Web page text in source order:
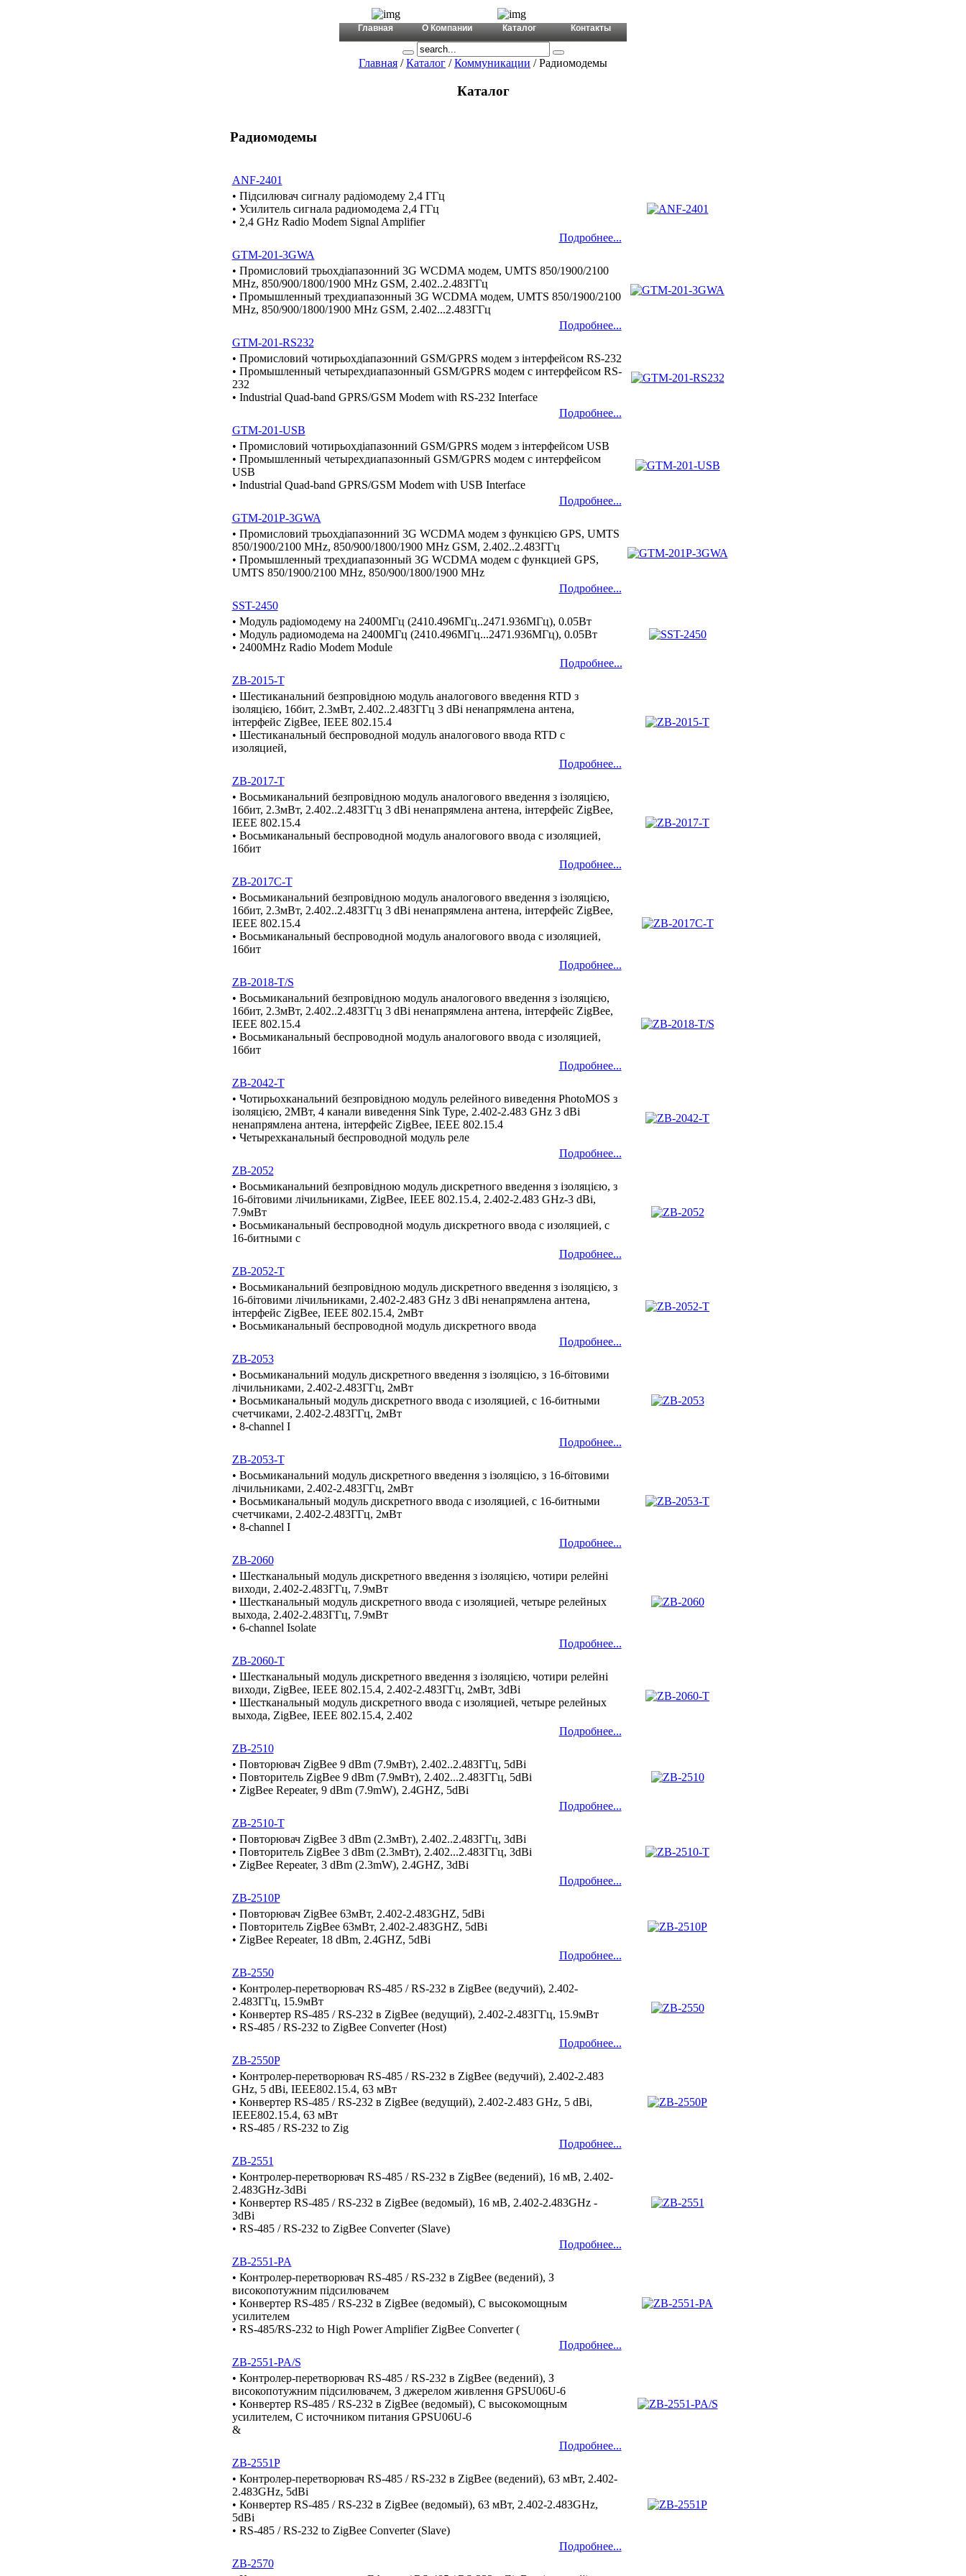
Главная О Компании Каталог Контакты
Главная /Каталог /Коммуникации / Радиомодемы
Каталог
Радиомодемы
ANF-2401
• Підсилювач сигналу радіомодему 2,4 ГГц
• Усилитель сигнала радиомодема 2,4 ГГц
• 2,4 GHz Radio Modem Signal Amplifier
Подробнее...
GTM-201-3GWA
• Промисловий трьохдіапазонний 3G WCDMA модем, UMTS 850/1900/2100
MHz, 850/900/1800/1900 MHz GSM, 2.402..2.483ГГц
• Промышленный трехдиапазонный 3G WCDMA модем, UMTS 850/1900/2100
MHz, 850/900/1800/1900 MHz GSM, 2.402...2.483ГГц
Подробнее...
GTM-201-RS232
• Промисловий чотирьохдіапазонний GSM/GPRS модем з інтерфейсом RS-232
• Промышленный четырехдиапазонный GSM/GPRS модем с интерфейсом RS-
232
• Industrial Quad-band GPRS/GSM Modem with RS-232 Interface
Подробнее...
GTM-201-USB
• Промисловий чотирьохдіапазонний GSM/GPRS модем з інтерфейсом USB
• Промышленный четырехдиапазонный GSM/GPRS модем с интерфейсом
USB
• Industrial Quad-band GPRS/GSM Modem with USB Interface
Подробнее...
GTM-201P-3GWA
• Промисловий трьохдіапазонний 3G WCDMA модем з функцією GPS, UMTS
850/1900/2100 MHz, 850/900/1800/1900 MHz GSM, 2.402..2.483ГГц
• Промышленный трехдиапазонный 3G WCDMA модем с функцией GPS,
UMTS 850/1900/2100 MHz, 850/900/1800/1900 MHz
Подробнее...
SST-2450
• Модуль радіомодему на 2400МГц (2410.496МГц..2471.936МГц), 0.05Вт
• Модуль радиомодема на 2400МГц (2410.496МГц...2471.936МГц), 0.05Вт
• 2400MHz Radio Modem Module
Подробнее...
ZB-2015-T
• Шестиканальний безпровідною модуль аналогового введення RTD з
ізоляцією, 16бит, 2.3мВт, 2.402..2.483ГГц 3 dBi ненапрямлена антена,
інтерфейс ZigBee, IEEE 802.15.4
• Шестиканальный беспроводной модуль аналогового ввода RTD с
изоляцией,
Подробнее...
ZB-2017-T
• Восьмиканальний безпровідною модуль аналогового введення з ізоляцією,
16бит, 2.3мВт, 2.402..2.483ГГц 3 dBi ненапрямлена антена, інтерфейс ZigBee,
IEEE 802.15.4
• Восьмиканальный беспроводной модуль аналогового ввода с изоляцией,
16бит
Подробнее...
ZB-2017C-T
• Восьмиканальний безпровідною модуль аналогового введення з ізоляцією,
16бит, 2.3мВт, 2.402..2.483ГГц 3 dBi ненапрямлена антена, інтерфейс ZigBee,
IEEE 802.15.4
• Восьмиканальный беспроводной модуль аналогового ввода с изоляцией,
16бит
Подробнее...
ZB-2018-T/S
• Восьмиканальний безпровідною модуль аналогового введення з ізоляцією,
16бит, 2.3мВт, 2.402..2.483ГГц 3 dBi ненапрямлена антена, інтерфейс ZigBee,
IEEE 802.15.4
• Восьмиканальный беспроводной модуль аналогового ввода с изоляцией,
16бит
Подробнее...
ZB-2042-T
• Чотирьохканальний безпровідною модуль релейного виведення PhotoMOS з
ізоляцією, 2МВт, 4 канали виведення Sink Type, 2.402-2.483 GHz 3 dBi
ненапрямлена антена, інтерфейс ZigBee, IEEE 802.15.4
• Четырехканальный беспроводной модуль реле
Подробнее...
ZB-2052
• Восьмиканальний безпровідною модуль дискретного введення з ізоляцією, з
16-бітовими лічильниками, ZigBee, IEEE 802.15.4, 2.402-2.483 GHz-3 dBi,
7.9мВт
• Восьмиканальный беспроводной модуль дискретного ввода с изоляцией, с
16-битными с
Подробнее...
ZB-2052-T
• Восьмиканальний безпровідною модуль дискретного введення з ізоляцією, з
16-бітовими лічильниками, 2.402-2.483 GHz 3 dBi ненапрямлена антена,
інтерфейс ZigBee, IEEE 802.15.4, 2мВт
• Восьмиканальный беспроводной модуль дискретного ввода
Подробнее...
ZB-2053
• Восьмиканальний модуль дискретного введення з ізоляцією, з 16-бітовими
лічильниками, 2.402-2.483ГГц, 2мВт
• Восьмиканальный модуль дискретного ввода с изоляцией, с 16-битными
счетчиками, 2.402-2.483ГГц, 2мВт
• 8-channel I
Подробнее...
ZB-2053-T
• Восьмиканальний модуль дискретного введення з ізоляцією, з 16-бітовими
лічильниками, 2.402-2.483ГГц, 2мВт
• Восьмиканальный модуль дискретного ввода с изоляцией, с 16-битными
счетчиками, 2.402-2.483ГГц, 2мВт
• 8-channel I
Подробнее...
ZB-2060
• Шестканальный модуль дискретного введення з ізоляцією, чотири релейні
виходи, 2.402-2.483ГГц, 7.9мВт
• Шестканальный модуль дискретного ввода с изоляцией, четыре релейных
выхода, 2.402-2.483ГГц, 7.9мВт
• 6-channel Isolate
Подробнее...
ZB-2060-T
• Шестканальный модуль дискретного введення з ізоляцією, чотири релейні
виходи, ZigBee, IEEE 802.15.4, 2.402-2.483ГГц, 2мВт, 3dBi
• Шестканальный модуль дискретного ввода с изоляцией, четыре релейных
выхода, ZigBee, IEEE 802.15.4, 2.402
Подробнее...
ZB-2510
• Повторювач ZigBee 9 dBm (7.9мВт), 2.402..2.483ГГц, 5dBi
• Повторитель ZigBee 9 dBm (7.9мВт), 2.402...2.483ГГц, 5dBi
• ZigBee Repeater, 9 dBm (7.9mW), 2.4GHZ, 5dBi
Подробнее...
ZB-2510-T
• Повторювач ZigBee 3 dBm (2.3мВт), 2.402..2.483ГГц, 3dBi
• Повторитель ZigBee 3 dBm (2.3мВт), 2.402...2.483ГГц, 3dBi
• ZigBee Repeater, 3 dBm (2.3mW), 2.4GHZ, 3dBi
Подробнее...
ZB-2510P
• Повторювач ZigBee 63мВт, 2.402-2.483GHZ, 5dBi
• Повторитель ZigBee 63мВт, 2.402-2.483GHZ, 5dBi
• ZigBee Repeater, 18 dBm, 2.4GHZ, 5dBi
Подробнее...
ZB-2550
• Контролер-перетворювач RS-485 / RS-232 в ZigBee (ведучий), 2.402-
2.483ГГц, 15.9мВт
• Конвертер RS-485 / RS-232 в ZigBee (ведущий), 2.402-2.483ГГц, 15.9мВт
• RS-485 / RS-232 to ZigBee Converter (Host)
Подробнее...
ZB-2550P
• Контролер-перетворювач RS-485 / RS-232 в ZigBee (ведучий), 2.402-2.483
GHz, 5 dBi, IEEE802.15.4, 63 мВт
• Конвертер RS-485 / RS-232 в ZigBee (ведущий), 2.402-2.483 GHz, 5 dBi,
IEEE802.15.4, 63 мВт
• RS-485 / RS-232 to Zig
Подробнее...
ZB-2551
• Контролер-перетворювач RS-485 / RS-232 в ZigBee (ведений), 16 мВ, 2.402-
2.483GHz-3dBi
• Конвертер RS-485 / RS-232 в ZigBee (ведомый), 16 мВ, 2.402-2.483GHz -
3dBi
• RS-485 / RS-232 to ZigBee Converter (Slave)
Подробнее...
ZB-2551-PA
• Контролер-перетворювач RS-485 / RS-232 в ZigBee (ведений), З
високопотужним підсилювачем
• Конвертер RS-485 / RS-232 в ZigBee (ведомый), С высокомощным
усилителем
• RS-485/RS-232 to High Power Amplifier ZigBee Converter (
Подробнее...
ZB-2551-PA/S
• Контролер-перетворювач RS-485 / RS-232 в ZigBee (ведений), З
високопотужним підсилювачем, З джерелом живлення GPSU06U-6
• Конвертер RS-485 / RS-232 в ZigBee (ведомый), С высокомощным
усилителем, С источником питания GPSU06U-6
&
Подробнее...
ZB-2551P
• Контролер-перетворювач RS-485 / RS-232 в ZigBee (ведений), 63 мВт, 2.402-
2.483GHz, 5dBi
• Конвертер RS-485 / RS-232 в ZigBee (ведомый), 63 мВт, 2.402-2.483GHz,
5dBi
• RS-485 / RS-232 to ZigBee Converter (Slave)
Подробнее...
ZB-2570